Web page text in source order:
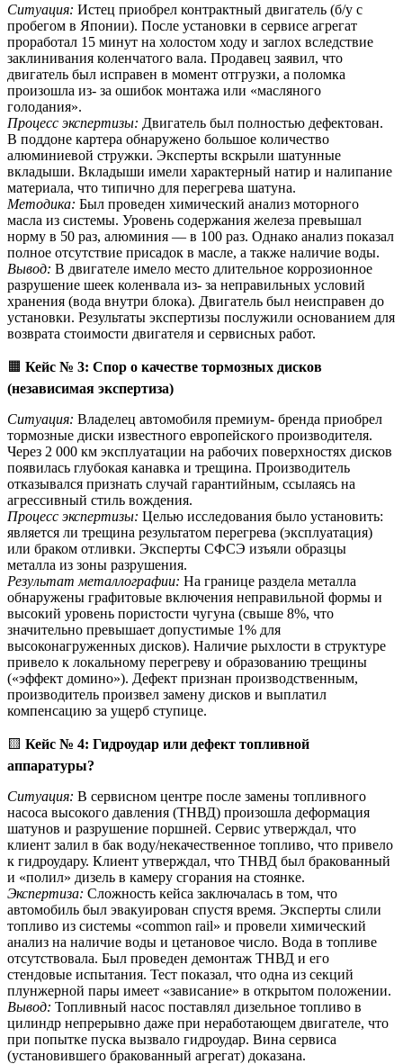
Ситуация: Истец приобрел контрактный двигатель (б/у с
пробегом в Японии). После установки в сервисе агрегат
проработал 15 минут на холостом ходу и заглох вследствие
заклинивания коленчатого вала. Продавец заявил, что
двигатель был исправен в момент отгрузки, а поломка
произошла из- за ошибок монтажа или «масляного
голодания».
Процесс экспертизы: Двигатель был полностью дефектован.
В поддоне картера обнаружено большое количество
алюминиевой стружки. Эксперты вскрыли шатунные
вкладыши. Вкладыши имели характерный натир и налипание
материала, что типично для перегрева шатуна.
Методика: Был проведен химический анализ моторного
масла из системы. Уровень содержания железа превышал
норму в 50 раз, алюминия — в 100 раз. Однако анализ показал
полное отсутствие присадок в масле, а также наличие воды.
Вывод: В двигателе имело место длительное коррозионное
разрушение шеек коленвала из- за неправильных условий
хранения (вода внутри блока). Двигатель был неисправен до
установки. Результаты экспертизы послужили основанием для
возврата стоимости двигателя и сервисных работ.
🟧 Кейс № 3: Спор о качестве тормозных дисков
(независимая экспертиза)
Ситуация: Владелец автомобиля премиум- бренда приобрел
тормозные диски известного европейского производителя.
Через 2 000 км эксплуатации на рабочих поверхностях дисков
появилась глубокая канавка и трещина. Производитель
отказывался признать случай гарантийным, ссылаясь на
агрессивный стиль вождения.
Процесс экспертизы: Целью исследования было установить:
является ли трещина результатом перегрева (эксплуатация)
или браком отливки. Эксперты СФСЭ изъяли образцы
металла из зоны разрушения.
Результат металлографии: На границе раздела металла
обнаружены графитовые включения неправильной формы и
высокий уровень пористости чугуна (свыше 8%, что
значительно превышает допустимые 1% для
высоконагруженных дисков). Наличие рыхлости в структуре
привело к локальному перегреву и образованию трещины
(«эффект домино»). Дефект признан производственным,
производитель произвел замену дисков и выплатил
компенсацию за ущерб ступице.
🟨 Кейс № 4: Гидроудар или дефект топливной
аппаратуры?
Ситуация: В сервисном центре после замены топливного
насоса высокого давления (ТНВД) произошла деформация
шатунов и разрушение поршней. Сервис утверждал, что
клиент залил в бак воду/некачественное топливо, что привело
к гидроудару. Клиент утверждал, что ТНВД был бракованный
и «полил» дизель в камеру сгорания на стоянке.
Экспертиза: Сложность кейса заключалась в том, что
автомобиль был эвакуирован спустя время. Эксперты слили
топливо из системы «common rail» и провели химический
анализ на наличие воды и цетановое число. Вода в топливе
отсутствовала. Был проведен демонтаж ТНВД и его
стендовые испытания. Тест показал, что одна из секций
плунжерной пары имеет «зависание» в открытом положении.
Вывод: Топливный насос поставлял дизельное топливо в
цилиндр непрерывно даже при неработающем двигателе, что
при попытке пуска вызвало гидроудар. Вина сервиса
(установившего бракованный агрегат) доказана.